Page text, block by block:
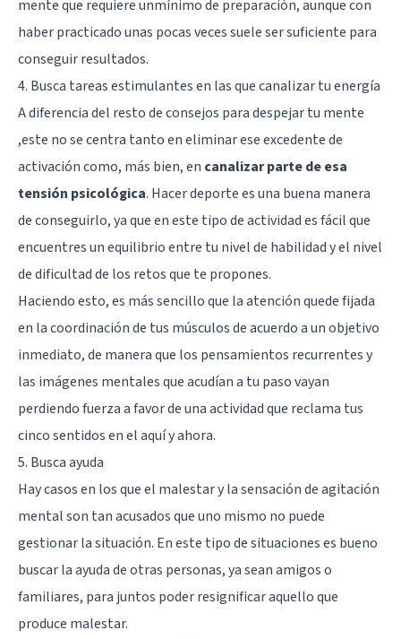
mente que requiere unmínimo de preparación, aunque con
haber practicado unas pocas veces suele ser suficiente para
conseguir resultados.
4. Busca tareas estimulantes en las que canalizar tu energía
A diferencia del resto de consejos para despejar tu mente
,este no se centra tanto en eliminar ese excedente de
activación como, más bien, en canalizar parte de esa
tensión psicológica. Hacer deporte es una buena manera
de conseguirlo, ya que en este tipo de actividad es fácil que
encuentres un equilibrio entre tu nivel de habilidad y el nivel
de dificultad de los retos que te propones.
Haciendo esto, es más sencillo que la atención quede fijada
en la coordinación de tus músculos de acuerdo a un objetivo
inmediato, de manera que los pensamientos recurrentes y
las imágenes mentales que acudían a tu paso vayan
perdiendo fuerza a favor de una actividad que reclama tus
cinco sentidos en el aquí y ahora.
5. Busca ayuda
Hay casos en los que el malestar y la sensación de agitación
mental son tan acusados que uno mismo no puede
gestionar la situación. En este tipo de situaciones es bueno
buscar la ayuda de otras personas, ya sean amigos o
familiares, para juntos poder resignificar aquello que
produce malestar.